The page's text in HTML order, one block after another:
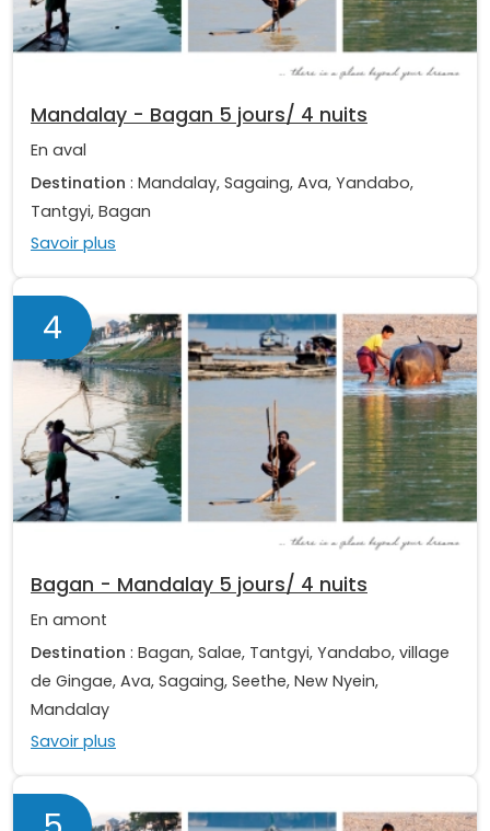
Mandalay - Bagan 5 jours/ 4 nuits
En aval
Destination : Mandalay, Sagaing, Ava, Yandabo,
Tantgyi, Bagan
Savoir plus
4
Bagan - Mandalay 5 jours/ 4 nuits
En amont
Destination : Bagan, Salae, Tantgyi, Yandabo, village
de Gingae, Ava, Sagaing, Seethe, New Nyein,
Mandalay
Savoir plus